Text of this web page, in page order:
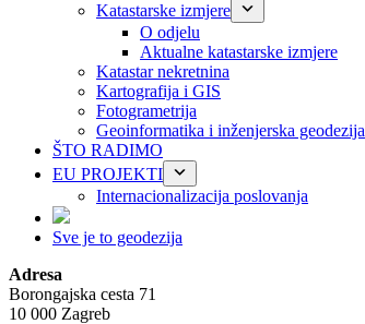
Katastarske izmjere
O odjelu
Aktualne katastarske izmjere
Katastar nekretnina
Kartografija i GIS
Fotogrametrija
Geoinformatika i inženjerska geodezija
ŠTO RADIMO
EU PROJEKTI
Internacionalizacija poslovanja
Sve je to geodezija
Adresa
Borongajska cesta 71
10 000 Zagreb